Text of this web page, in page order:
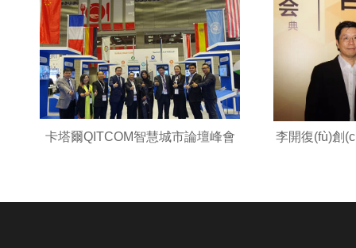
卡塔爾QITCOM智慧城市論壇峰會 李開復(fù)創